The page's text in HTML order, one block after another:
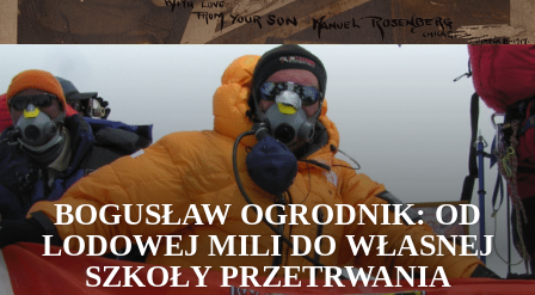
BOGUSŁAW OGRODNIK: OD
LODOWEJ MILI DO WŁASNEJ
SZKOŁY PRZETRWANIA